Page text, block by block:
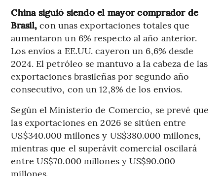
China siguió siendo el mayor comprador de
Brasil,con unas exportaciones totales que
aumentaron un 6% respecto al año anterior.
Los envíos a EE.UU. cayeron un 6,6% desde
2024. El petróleo se mantuvo a la cabeza de las
exportaciones brasileñas por segundo año
consecutivo, con un 12,8% de los envíos.
Según el Ministerio de Comercio, se prevé que
las exportaciones en 2026 se sitúen entre
US$340.000 millones y US$380.000 millones,
mientras que el superávit comercial oscilará
entre US$70.000 millones y US$90.000
millones.